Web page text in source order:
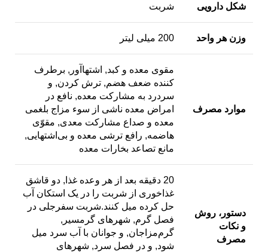
شکل دارویی شربت
وزن هر واحد 200 میلی لیتر
موارد مصرف
مقوی معده و کبد, اشتهاآور, برطرف
کننده ضعف هضم, ترش کردن, و
سردرد به مشارکت معده, نافع در
امراض معده ناشی از سوء مزاج بلغمی
معده و صداع مشارکت معدی, مقوّی
هاضمه, رافع ترشی معده و بی‌اشتهایی,
مانع تصاعد بخارات معده
دستور، روش
و نکات
مصرف
20 دقیقه بعد از هر وعده غذا, دو قاشق
غذاخوری از شربت را در یک استکان آب
حل کرده میل کنند.شربت سفرجلی در
فصل گرم, شهرهای گرمسیر,
گرم‌مزاجان, و جوانان با آب سرد میل
شود, و در فصل سرد, شهرهای